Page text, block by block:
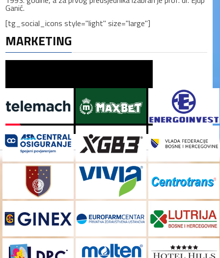
Ganić.
[tg_social_icons style="light" size="large"]
MARKETING